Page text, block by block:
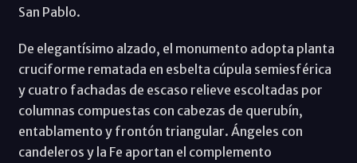
San Pablo.
De elegantísimo alzado, el monumento adopta planta
cruciforme rematada en esbelta cúpula semiesférica
y cuatro fachadas de escaso relieve escoltadas por
columnas compuestas con cabezas de querubín,
entablamento y frontón triangular. Ángeles con
candeleros y la Fe aportan el complemento